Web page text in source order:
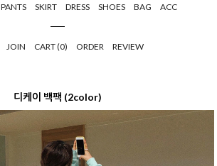
PANTS SKIRT DRESS SHOES BAG ACC
JOIN CART (0) ORDER REVIEW
디케이 백팩 (2color)